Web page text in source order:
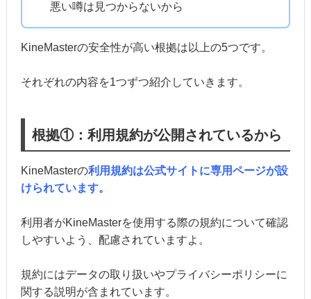
悪い噂は見つからないから
KineMasterの安全性が高い根拠は以上の5つです。
それぞれの内容を1つずつ紹介していきます。
根拠①：利用規約が公開されているから
KineMasterの利用規約は公式サイトに専用ページが設
けられています。
利用者がKineMasterを使用する際の規約について確認
しやすいよう、配慮されていますよ。
規約にはデータの取り扱いやプライバシーポリシーに
関する説明が含まれています。